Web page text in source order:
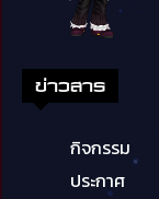
ข่าวสาร
กิจกรรม
ประกาศ